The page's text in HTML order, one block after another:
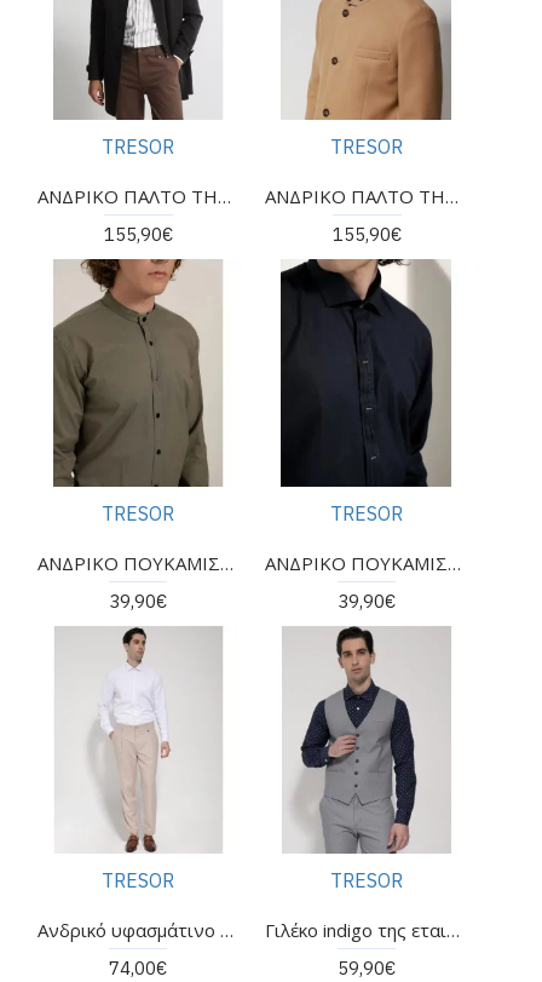
TRESOR
ΑΝΔΡΙΚΟ ΠΑΛΤΟ ΤΗΣ ΕΤΑΙΡΕΙΑΣ TRESOR
155,90€
TRESOR
ΑΝΔΡΙΚΟ ΠΑΛΤΟ ΤΗΣ ΕΤΑΙΡΕΙΑΣ TRESOR
155,90€
TRESOR
ΑΝΔΡΙΚΟ ΠΟΥΚΑΜΙΣΟ ΜΑΟ ΓΙΑΚΑ ΛΑΔΙ TRESOR
39,90€
TRESOR
ΑΝΔΡΙΚΟ ΠΟΥΚΑΜΙΣΟ ΤΗΣ ΕΤΑΙΡΕΙΑΣ TRESOR
39,90€
TRESOR
Ανδρικό υφασμάτινο παντελόνι αστραγάλου lenon της εταιρείας TRESOR
74,00€
TRESOR
Γιλέκο indigo της εταιρείας TRESOR
59,90€